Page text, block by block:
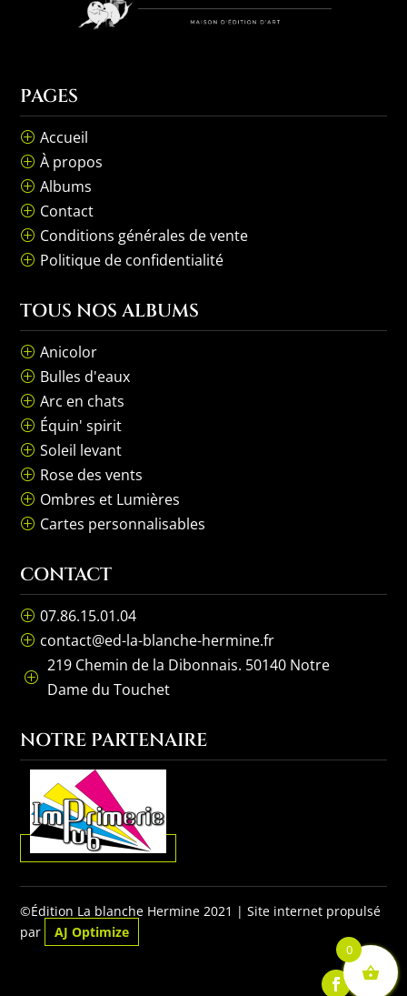
PAGES
P Accueil
P À propos
P Albums
P Contact
P Conditions générales de vente
P Politique de confidentialité
TOUS NOS ALBUMS
P Anicolor
P Bulles d'eaux
P Arc en chats
P Équin' spirit
P Soleil levant
P Rose des vents
P Ombres et Lumières
P Cartes personnalisables
CONTACT
P 07.86.15.01.04
P contact@ed-la-blanche-hermine.fr
P
219 Chemin de la Dibonnais. 50140 Notre
Dame du Touchet
NOTRE PARTENAIRE
©Édition La blanche Hermine 2021 | Site internet propulsé
par
AJ Optimize
0